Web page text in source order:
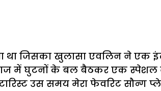
था जिसका खुलासा एवलिन ने एक
में घुटनों के बल बैठकर एक
उस समय मेरा फेवरिट सौन्ग प्ले